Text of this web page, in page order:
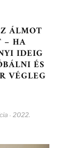
ÁLMOT
– HA
IDEIG
ÉS
VÉGLEG
- 2022.